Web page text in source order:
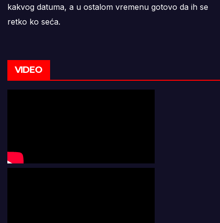
kakvog datuma, a u ostalom vremenu gotovo da ih se
retko ko seća.
VIDEO